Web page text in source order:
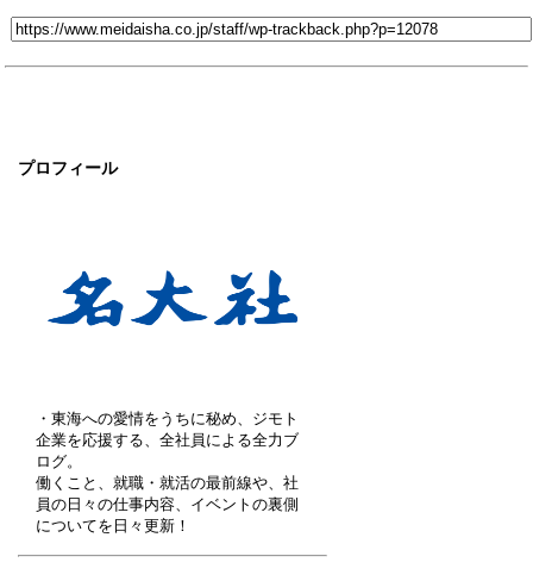
プロフィール
・東海への愛情をうちに秘め、ジモト
企業を応援する、全社員による全力ブ
ログ。
働くこと、就職・就活の最前線や、社
員の日々の仕事内容、イベントの裏側
についてを日々更新！